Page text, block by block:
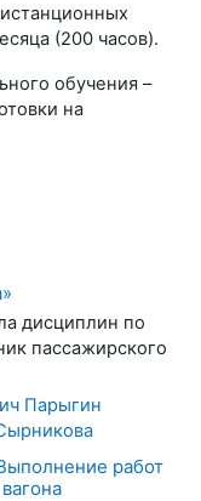
(200 часов).
обучения –
на
дисциплин по
пассажирского
Парыгин
работ